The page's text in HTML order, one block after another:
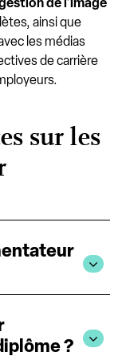
ainsi que
les médias
de carrière
sur les
?